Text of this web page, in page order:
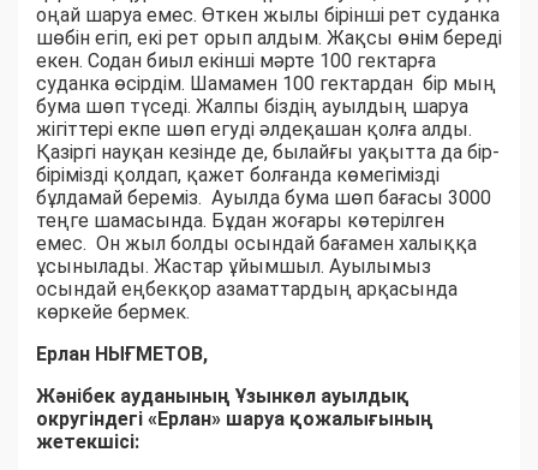
оңай шаруа емес. Өткен жылы бірінші рет суданка
шөбін егіп, екі рет орып алдым. Жақсы өнім береді
екен. Содан биыл екінші мәрте 100 гектарға
суданка өсірдім. Шамамен 100 гектардан бір мың
бума шөп түседі. Жалпы біздің ауылдың шаруа
жігіттері екпе шөп егуді әлдеқашан қолға алды.
Қазіргі науқан кезінде де, былайғы уақытта да бір-
бірімізді қолдап, қажет болғанда көмегімізді
бұлдамай береміз. Ауылда бума шөп бағасы 3000
теңге шамасында. Бұдан жоғары көтерілген
емес. Он жыл болды осындай бағамен халыққа
ұсынылады. Жастар ұйымшыл. Ауылымыз
осындай еңбекқор азаматтардың арқасында
көркейе бермек.
Ерлан НЫҒМЕТОВ,
Жәнібек ауданының Ұзынкөл ауылдық
округіндегі «Ерлан» шаруа қожалығының
жетекшісі: